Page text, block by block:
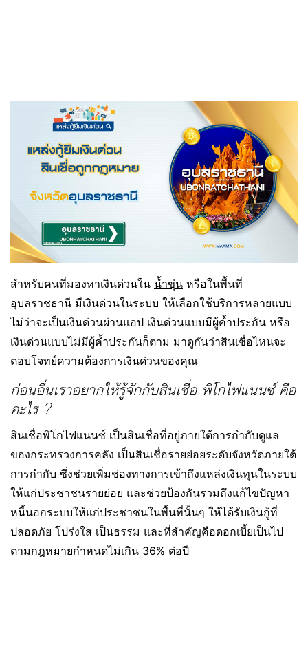
สำหรับคนที่มองหาเงินด่วนใน น้ำขุ่น หรือในพื้นที่
อุบลราชธานี มีเงินด่วนในระบบ ให้เลือกใช้บริการหลายแบบ
ไม่ว่าจะเป็นเงินด่วนผ่านแอป เงินด่วนแบบมีผู้ค้ำประกัน หรือ
เงินด่วนแบบไม่มีผู้ค้ำประกันก็ตาม มาดูกันว่าสินเชื่อไหนจะ
ตอบโจทย์ความต้องการเงินด่วนของคุณ
ก่อนอื่นเราอยากให้รู้จักกับสินเชื่อ พิโกไฟแนนซ์ คือ
อะไร ?
สินเชื่อพิโกไฟแนนซ์ เป็นสินเชื่อที่อยู่ภายใต้การกำกับดูแล
ของกระทรวงการคลัง เป็นสินเชื่อรายย่อยระดับจังหวัดภายใต้
การกำกับ ซึ่งช่วยเพิ่มช่องทางการเข้าถึงแหล่งเงินทุนในระบบ
ให้แก่ประชาชนรายย่อย และช่วยป้องกันรวมถึงแก้ไขปัญหา
หนี้นอกระบบให้แก่ประชาชนในพื้นที่นั้นๆ ให้ได้รับเงินกู้ที่
ปลอดภัย โปร่งใส เป็นธรรม และที่สำคัญคือดอกเบี้ยเป็นไป
ตามกฎหมายกำหนดไม่เกิน 36% ต่อปี